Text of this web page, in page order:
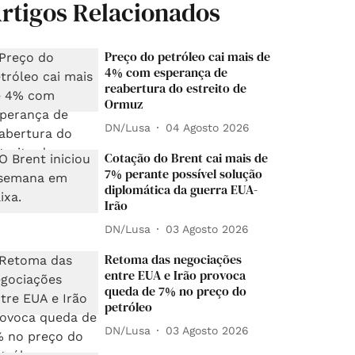
Relacionados
Preço do petróleo cai mais de
4% com esperança de
reabertura do estreito de
Ormuz
DN/Lusa 04 Agosto 2026
Cotação do Brent cai mais de
7% perante possível solução
diplomática da guerra EUA-
Irão
DN/Lusa 03 Agosto 2026
Retoma das negociações
entre EUA e Irão provoca
queda de 7% no preço do
petróleo
DN/Lusa 03 Agosto 2026